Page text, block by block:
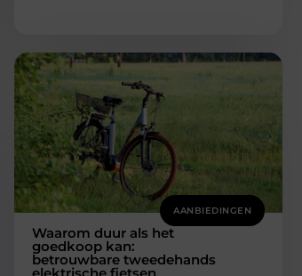
AANBIEDINGEN
Waarom duur als het
goedkoop kan:
betrouwbare tweedehands